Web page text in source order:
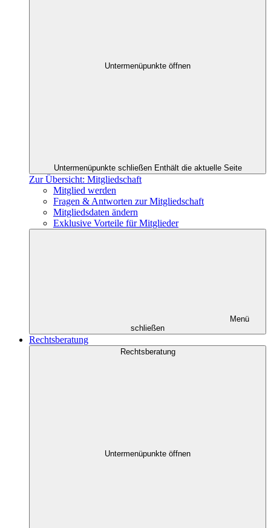
Untermenüpunkte öffnen
Untermenüpunkte schließen Enthält die aktuelle Seite
Zur Übersicht: Mitgliedschaft
Mitglied werden
Fragen & Antworten zur Mitgliedschaft
Mitgliedsdaten ändern
Exklusive Vorteile für Mitglieder
Menü
schließen
Rechtsberatung
Rechtsberatung
Untermenüpunkte öffnen